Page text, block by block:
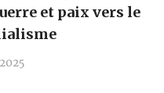
et paix vers le